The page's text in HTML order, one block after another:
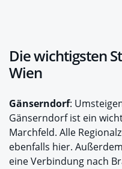
Die wichtigsten
Wien
Gänserndorf:
Gänserndorf ist ein
Marchfeld. Alle
ebenfalls hier.
eine Verbindung nach